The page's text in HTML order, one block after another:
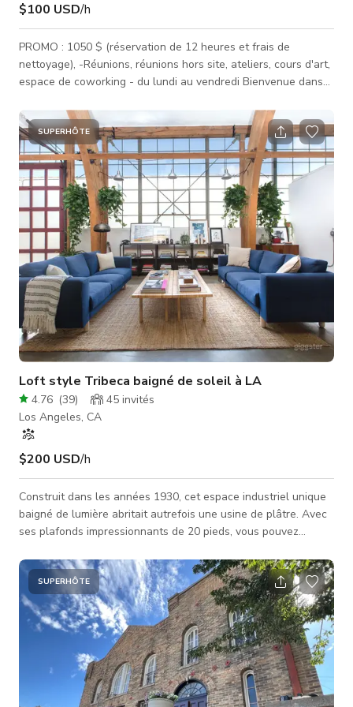
$100 USD/h
PROMO : 1050 $ (réservation de 12 heures et frais de
nettoyage), -Réunions, réunions hors site, ateliers, cours d'art,
espace de coworking - du lundi au vendredi Bienvenue dans
historique de DTLA. À l'intérieur, vous trouverez un loft ouvert
de 2000 pieds carrés offrant une esthétique métropolitaine
moderne. Avec sa dernière ambiance de Noël ! Profitez d'une
lumière naturelle immense grâce à des fenêtres de 10 pieds
SUPERHÔTE
Loft style Tribeca baigné de soleil à LA
4.76 (39) 45 invités
Los Angeles, CA
$200 USD/h
Construit dans les années 1930, cet espace industriel unique
baigné de lumière abritait autrefois une usine de plâtre. Avec
ses plafonds impressionnants de 20 pieds, vous pouvez
quartier Frogtown / Elysian Park de Los Angeles.
SUPERHÔTE